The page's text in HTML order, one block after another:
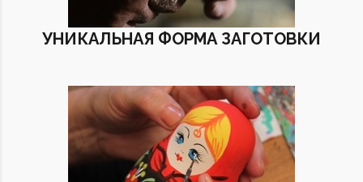
УНИКАЛЬНАЯ ФОРМА ЗАГОТОВКИ